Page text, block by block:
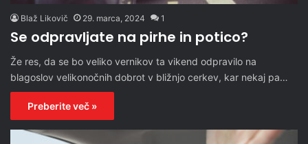
Blaž Likovič 29. marca, 2024 1
Se odpravljate na pirhe in potico?
Že res, da se bo veliko vernikov ta vikend odpravilo na
blagoslov velikonočnih dobrot v bližnjo cerkev, kar nekaj pa…
Preberite več »